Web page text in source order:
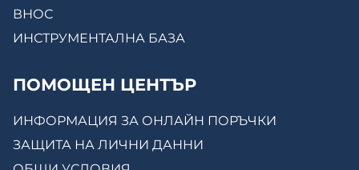
ВНОС
ИНСТРУМЕНТАЛНА БАЗА
ПОМОЩЕН ЦЕНТЪР
ИНФОРМАЦИЯ ЗА ОНЛАЙН ПОРЪЧКИ
ЗАЩИТА НА ЛИЧНИ ДАННИ